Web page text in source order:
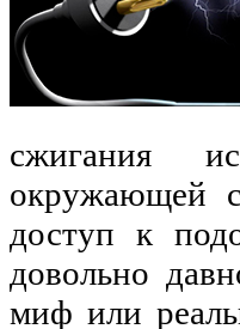
сжигания
окружающей
доступ к
довольно
миф или